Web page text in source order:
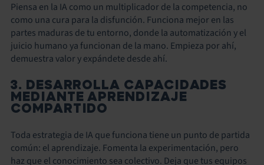
Piensa en la IA como un multiplicador de la competencia, no
como una cura para la disfunción. Funciona mejor en las
partes maduras de tu entorno, donde la automatización y el
juicio humano ya funcionan de la mano. Empieza por ahí,
demuestra valor y expándete desde ahí.
3. DESARROLLA CAPACIDADES
MEDIANTE APRENDIZAJE
COMPARTIDO
Toda estrategia de IA que funciona tiene un punto de partida
común: el aprendizaje. Fomenta la experimentación, pero
haz que el conocimiento sea colectivo. Deja que tus equipos